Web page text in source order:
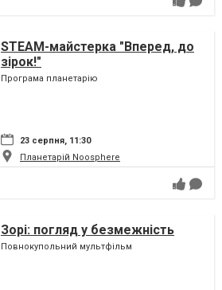
STEAM-майстерка "Вперед, до
зірок!"
Програма планетарію
23 серпня, 11:30
Планетарій Noosphere
Зорі: погляд у безмежність
Повнокупольний мультфільм